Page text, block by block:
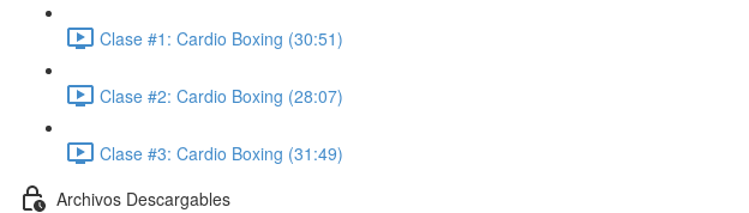
Clase #1: Cardio Boxing (30:51)
Clase #2: Cardio Boxing (28:07)
Clase #3: Cardio Boxing (31:49)
Archivos Descargables